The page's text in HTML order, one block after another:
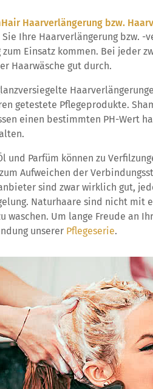
Haarverlängerung bzw.
Ihre Haarverlängerung bzw. -
Einsatz kommen. Bei jeder
Haarwäsche gut durch.
getestete Pflegeprodukte.
einen bestimmten PH-Wert
und Parfüm können zu
Aufweichen der
sind zwar wirklich gut,
Naturhaare sind nicht mit
waschen. Um lange Freude an
unserer Pflegeserie.